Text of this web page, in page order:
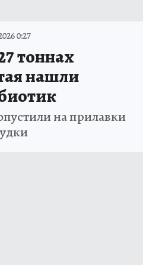
0:27
тоннах
нашли
на прилавки